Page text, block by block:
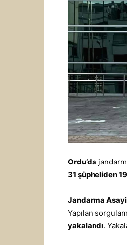
Ordu’da
31 şüpheliden
Jandarma
Yapılan
yakalandı.